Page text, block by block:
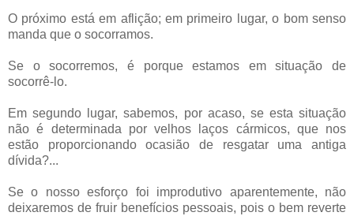
O próximo está em aflição; em primeiro lugar, o bom senso
manda que o socorramos.
Se o socorremos, é porque estamos em situação de
socorrê-lo.
Em segundo lugar, sabemos, por acaso, se esta situação
não é determinada por velhos laços cármicos, que nos
estão proporcionando ocasião de resgatar uma antiga
dívida?...
Se o nosso esforço foi improdutivo aparentemente, não
deixaremos de fruir benefícios pessoais, pois o bem reverte